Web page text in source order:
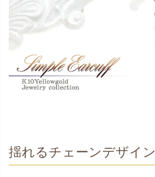
揺れるチェーンデザイン